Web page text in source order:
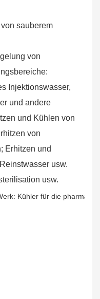
Injektionswasser,
und andere
und Kühlen von
von
Erhitzen und
usw.
usw.